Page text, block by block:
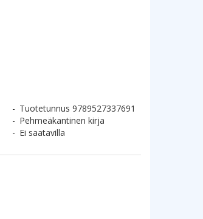
Tuotetunnus 9789527337691
Pehmeäkantinen kirja
Ei saatavilla